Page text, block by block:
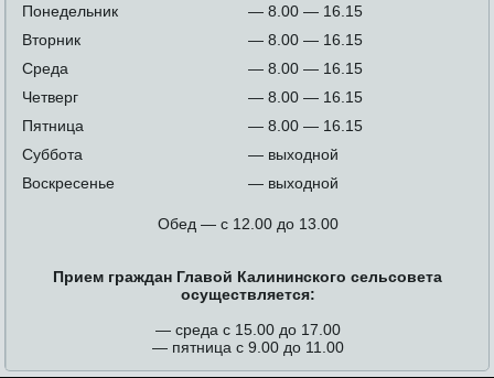
Понедельник
— 8.00 — 16.15
Вторник
— 8.00 — 16.15
Среда
— 8.00 — 16.15
Четверг
— 8.00 — 16.15
Пятница
— 8.00 — 16.15
Суббота
— выходной
Воскресенье
— выходной
Обед — с 12.00 до 13.00
Прием граждан Главой Калининского сельсовета
осуществляется:
— среда с 15.00 до 17.00
— пятница с 9.00 до 11.00